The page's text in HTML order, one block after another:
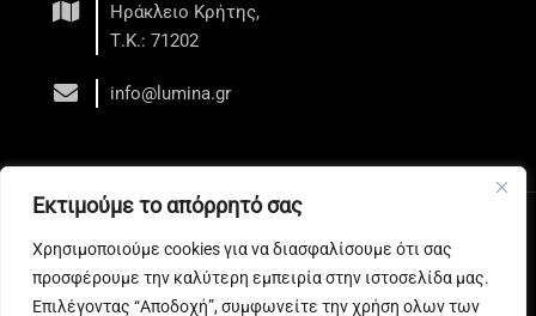
Εκτιμούμε το απόρρητό σας
Χρησιμοποιούμε cookies για να διασφαλίσουμε ότι σας
προσφέρουμε την καλύτερη εμπειρία στην ιστοσελίδα μας.
Επιλέγοντας “Αποδοχή”, συμφωνείτε την χρήση ολων των
Ηράκλειο Κρήτης,
Τ.Κ.: 71202
info@lumina.gr
Web development by All Web Keys